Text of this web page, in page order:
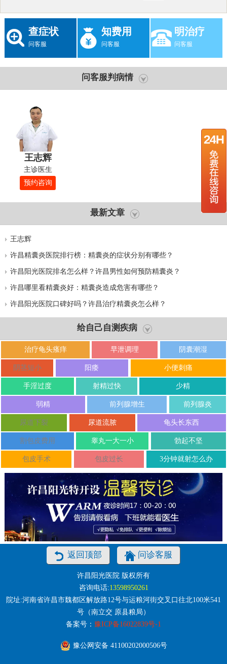
查症状
问客服
知费用
问客服
明治疗
问客服
问客服判病情
王志辉
主诊医生
预约咨询
最新文章
王志辉
许昌精囊炎医院排行榜：精囊炎的症状分别有哪些？
许昌阳光医院排名怎么样？许昌男性如何预防精囊炎？
许昌哪里看精囊炎好：精囊炎造成危害有哪些？
许昌阳光医院口碑好吗？许昌治疗精囊炎怎么样？
给自己自测疾病
治疗龟头瘙痒 早泄调理 阴囊潮湿
阴茎短小 阳痿 小便刺痛
手淫过度 射精过快 少精
弱精 前列腺增生 前列腺炎
尿道下裂 尿道流脓 龟头长东西
割包皮费用 睾丸一大一小 勃起不坚
包皮手术 包皮过长 3分钟就射怎么办
返回顶部 问诊客服
许昌阳光医院 版权所有
咨询电话:13598950261
院址:河南省许昌市魏都区解放路12号与运粮河街交叉口往北100米541
号（南立交 原县粮局）
备案号： 豫ICP备16022839号-1
豫公网安备 41100202000506号